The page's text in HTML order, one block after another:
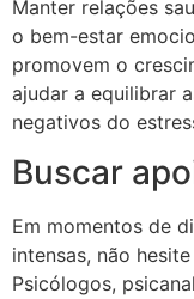
Manter relações
o bem-estar
promovem o
ajudar a equilibrar
negativos do
Buscar
Em momentos de
intensas, não
Psicólogos,